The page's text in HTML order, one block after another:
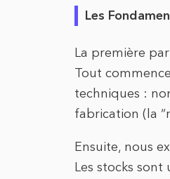
Les
La première
Tout
techniques :
fabrication (la
Ensuite, nous
Les stocks